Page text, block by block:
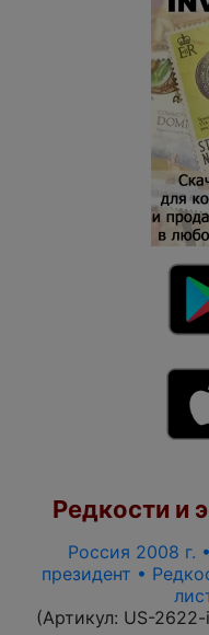
Редкости и
Россия 2008 г.
президент •
(Артикул: US-